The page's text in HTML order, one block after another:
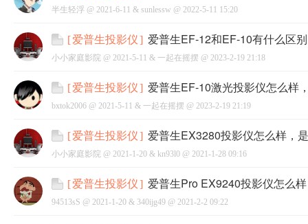
半生轻浮 @ 2021-6-11 & sunlessw @ 2022-5-11 15:20
[爱普生投影仪] 爱普生EF-12和EF-10有什么区
小小家庭影院 @ 2021-5-11 & 一起在摇摆 @ 2023-2-19 21:18
[爱普生投影仪] 爱普生EF-10激光投影仪怎么样
bxtok2006 @ 2021-5-11 & 一起在摇摆 @ 2023-2-19 21:19
[爱普生投影仪] 爱普生EX3280投影仪怎么样，
小小家庭影院 @ 2021-1-20 & kn93l0 @ 2021-1-28 09:16
[爱普生投影仪] 爱普生Pro EX9240投影仪怎么
94513sS @ 2021-1-20 & 340ijg49 @ 2021-2-2 09:22